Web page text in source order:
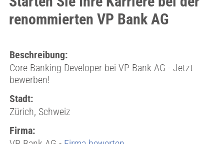
renommierten VP Bank AG
Beschreibung:
Core Banking Developer bei VP Bank AG - Jetzt
bewerben!
Stadt:
Zürich, Schweiz
Firma: